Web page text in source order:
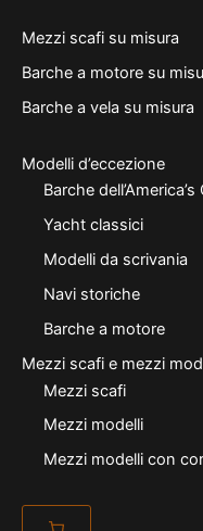
Mezzi scafi su misura
Barche a motore su
Barche a vela su misura
Modelli d’eccezione
Barche dell’America’s
Yacht classici
Modelli da scrivania
Navi storiche
Barche a motore
Mezzi scafi e mezzi
Mezzi scafi
Mezzi modelli
Mezzi modelli con